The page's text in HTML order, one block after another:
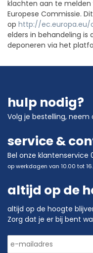
klachten aan te
Europese Commissie.
op http://ec.europa.eu/
elders in behandeling
deponeren via het
hulp nodig?
Volg je bestelling, neem
service &
Bel onze klantenservice
op werkdagen van 10.00 tot
altijd op de
altijd op de hoogte
Zorg dat je er bij bent